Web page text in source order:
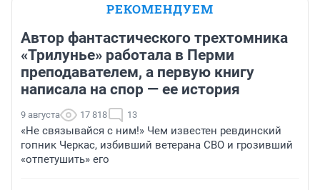
РЕКОМЕНДУЕМ
Автор фантастического трехтомника
«Трилунье» работала в Перми
преподавателем, а первую книгу
написала на спор — ее история
9 августа 17 818 13
«Не связывайся с ним!» Чем известен ревдинский
гопник Черкас, избивший ветерана СВО и грозивший
«отпетушить» его